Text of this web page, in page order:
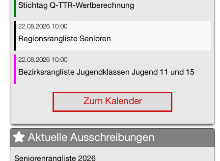
Stichtag Q-TTR-Wertberechnung
22.08.2026 10:00
Regionsrangliste Senioren
22.08.2026 10:00
Bezirksrangliste Jugendklassen Jugend 11 und 15
Zum Kalender
Aktuelle Ausschreibungen